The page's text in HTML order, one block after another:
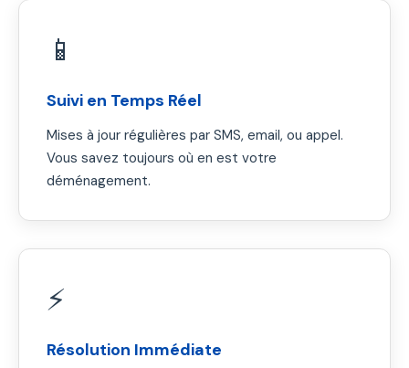
📱
Suivi en Temps Réel
Mises à jour régulières par SMS, email, ou appel.
Vous savez toujours où en est votre
déménagement.
⚡
Résolution Immédiate